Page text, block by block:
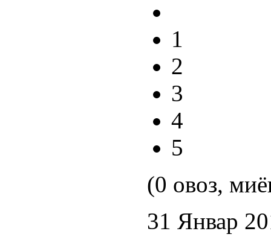
1
2
3
4
5
(0 овоз,
31 Январ